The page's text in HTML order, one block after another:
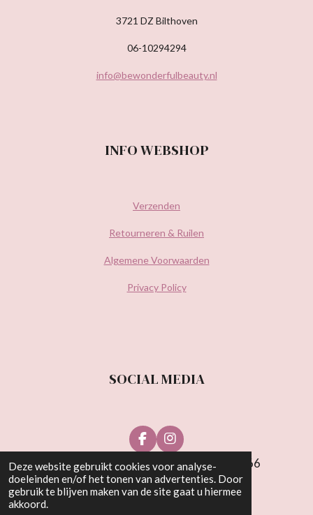
Deze website gebruikt cookies voor analyse-
doeleinden en/of het tonen van advertenties. Door
gebruik te blijven maken van de site gaat u hiermee
akkoord.
3721 DZ Bilthoven
06-10294294
info@bewonderfulbeauty.nl
INFO WEBSHOP
Verzenden
Retourneren & Ruilen
Algemene Voorwaarden
Privacy Policy
SOCIAL MEDIA
F
c
e
b
I
s
t
a
© Be Wonderful Beauty 2021 | KvK: 81538766